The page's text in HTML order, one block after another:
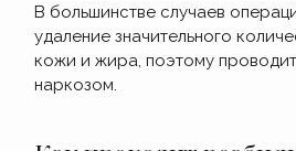
В большинстве случаев
удаление значительного
кожи и жира, поэтому
наркозом.